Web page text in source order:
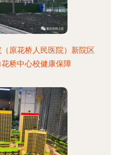
原花桥人民医院）新院区
桥中心校健康保障